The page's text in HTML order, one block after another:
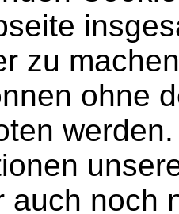
zu
ohne
auch noch